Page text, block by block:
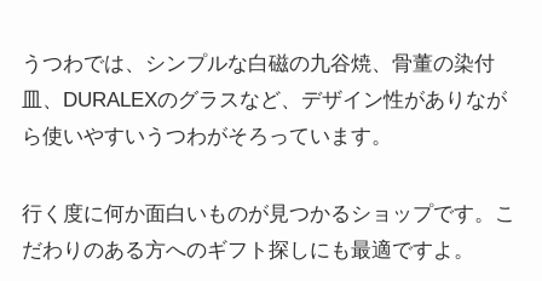
うつわでは、シンプルな白磁の九谷焼、骨董の染付
皿、DURALEXのグラスなど、デザイン性がありなが
ら使いやすいうつわがそろっています。
行く度に何か面白いものが見つかるショップです。こ
だわりのある方へのギフト探しにも最適ですよ。